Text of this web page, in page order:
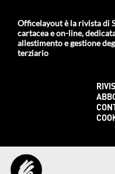
Officelayout è la rivista di
cartacea e on-line,
allestimento e gestione
terziario